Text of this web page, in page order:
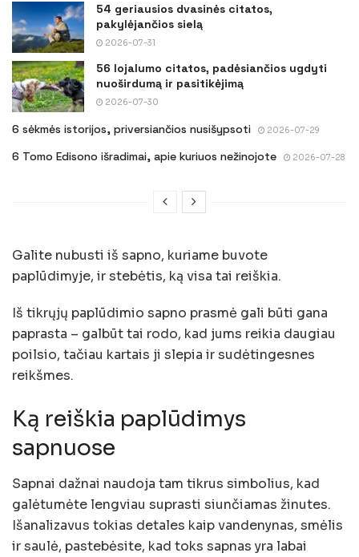
54 geriausios dvasinės citatos,
pakylėjančios sielą
2026-07-31
56 lojalumo citatos, padėsiančios ugdyti
nuoširdumą ir pasitikėjimą
2026-07-30
6 sėkmės istorijos, priversiančios nusišypsoti 2026-07-29
6 Tomo Edisono išradimai, apie kuriuos nežinojote 2026-07-28
Galite nubusti iš sapno, kuriame buvote
paplūdimyje, ir stebėtis, ką visa tai reiškia.
Iš tikrųjų paplūdimio sapno prasmė gali būti gana
paprasta – galbūt tai rodo, kad jums reikia daugiau
poilsio, tačiau kartais ji slepia ir sudėtingesnes
reikšmes.
Ką reiškia paplūdimys
sapnuose
Sapnai dažnai naudoja tam tikrus simbolius, kad
galėtumėte lengviau suprasti siunčiamas žinutes.
Išanalizavus tokias detales kaip vandenynas, smėlis
ir saulė, pastebėsite, kad toks sapnas yra labai